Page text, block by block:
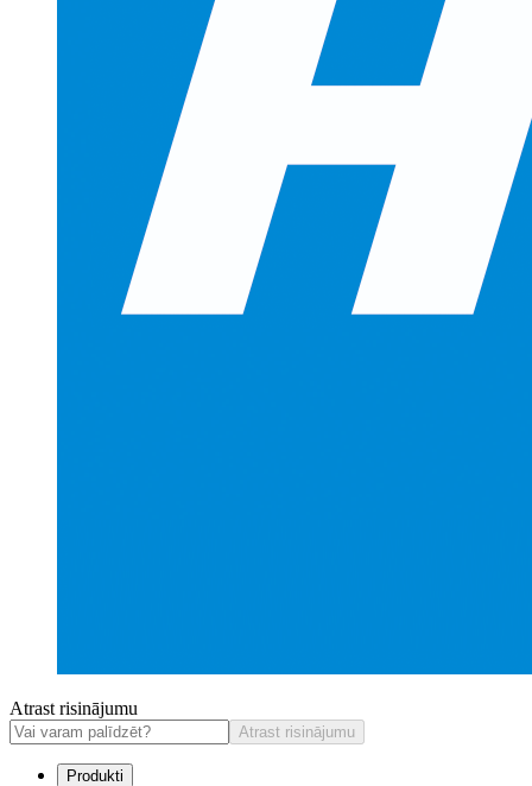
Atrast risinājumu
Atrast risinājumu
Produkti